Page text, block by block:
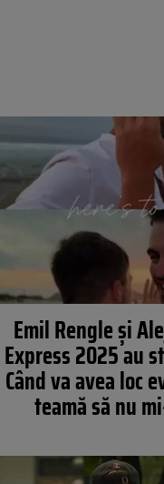
Emil Rengle și
Express 2025 au
Când va avea loc
teamă să nu